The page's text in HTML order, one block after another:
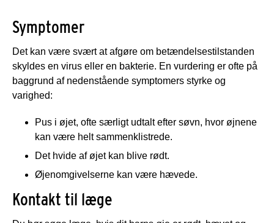
Symptomer
Det kan være svært at afgøre om betændelsestilstanden
skyldes en virus eller en bakterie. En vurdering er ofte på
baggrund af nedenstående symptomers styrke og
varighed:
Pus i øjet, ofte særligt udtalt efter søvn, hvor øjnene
kan være helt sammenklistrede.
Det hvide af øjet kan blive rødt.
Øjenomgivelserne kan være hævede.
Kontakt til læge